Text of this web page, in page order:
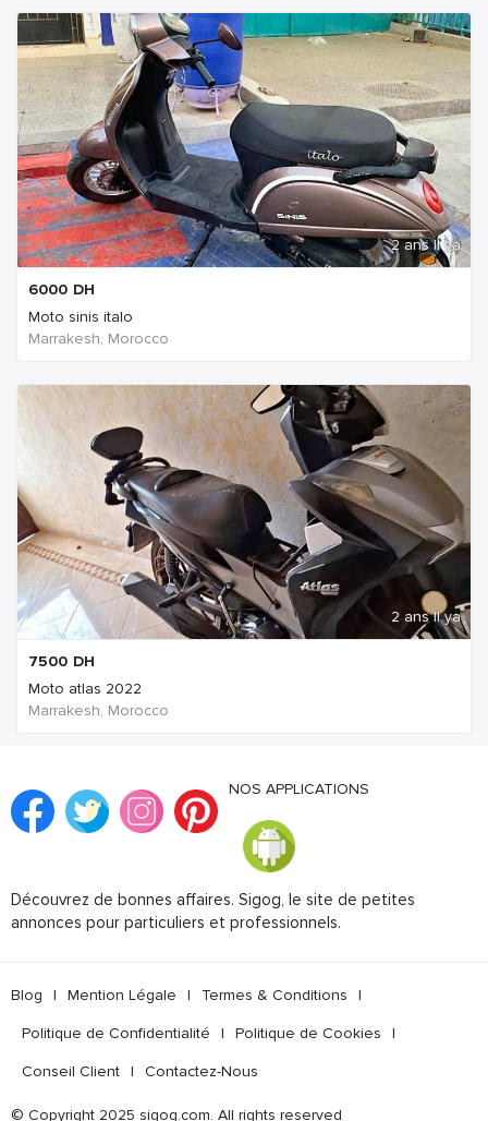
2 ans Il ya
6000 DH
Moto sinis italo
Marrakesh, Morocco
2 ans Il ya
7500 DH
Moto atlas 2022
Marrakesh, Morocco
NOS APPLICATIONS
Découvrez de bonnes affaires. Sigog, le site de petites
annonces pour particuliers et professionnels.
Blog | Mention Légale | Termes & Conditions |
Politique de Confidentialité | Politique de Cookies |
Conseil Client | Contactez-Nous
© Copyright 2025 sigog.com. All rights reserved